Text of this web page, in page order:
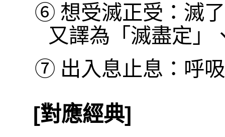
⑥ 想受滅正受：滅
又譯為「滅盡定」
⑦ 出入息止息：呼
[對應經典]